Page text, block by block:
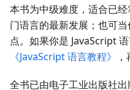
本书为中级难度，适合已
门语言的最新发展；也可
点。如果你是 JavaScript
《JavaScript 语言教程》
全书已由电子工业出版社